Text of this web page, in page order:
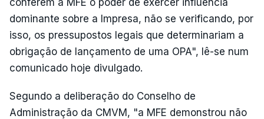
dominante sobre a Impresa, não se verificando, por
isso, os pressupostos legais que determinariam a
obrigação de lançamento de uma OPA", lê-se num
comunicado hoje divulgado.
Segundo a deliberação do Conselho de
Administração da CMVM, "a MFE demonstrou não